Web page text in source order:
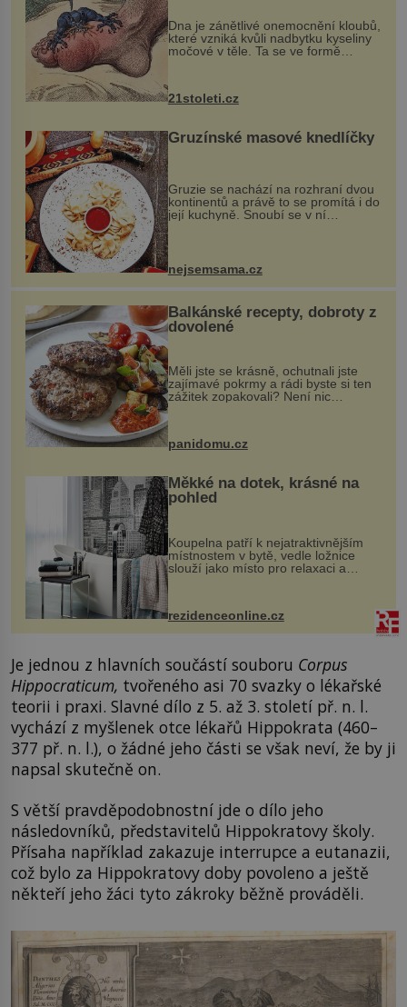
„nemoci králů“
Dna je zánětlivé onemocnění kloubů,
které vzniká kvůli nadbytku kyseliny
močové v těle. Ta se ve formě
nohou, a způsobuje bole...
21stoleti.cz
Gruzínské masové knedlíčky
Gruzie se nachází na rozhraní dvou
kontinentů a právě to se promítá i do
její kuchyně. Snoubí se v ní
evropské a asijské chutě a díky tomu
vznikají rozmanité a chuťově bohaté
pokrmy, které rozhodně st...
nejsemsama.cz
Balkánské recepty, dobroty z
dovolené
Měli jste se krásně, ochutnali jste
zajímavé pokrmy a rádi byste si ten
zážitek zopakovali? Není nic
snazšího. Pljeskavica (10 porcí)
Možná jste ji ochutnali na dovolené v
bývalé Jugoslávii, lze ji vi...
panidomu.cz
Měkké na dotek, krásné na
pohled
Koupelna patří k nejatraktivnějším
místnostem v bytě, vedle ložnice
slouží jako místo pro relaxaci a
odpočinek. Koupelnový textil –
ručníky, osušky a koberečky –
mohou jako mávnutím kouzelného
proutku...
rezidenceonline.cz
Je jednou z hlavních součástí souboru Corpus
Hippocraticum, tvořeného asi 70 svazky o lékařské
teorii i praxi. Slavné dílo z 5. až 3. století př. n. l.
vychází z myšlenek otce lékařů Hippokrata (460–
377 př. n. l.), o žádné jeho části se však neví, že by ji
napsal skutečně on.
S větší pravděpodobnostní jde o dílo jeho
následovníků, představitelů Hippokratovy školy.
Přísaha například zakazuje interrupce a eutanazii,
což bylo za Hippokratovy doby povoleno a ještě
někteří jeho žáci tyto zákroky běžně prováděli.